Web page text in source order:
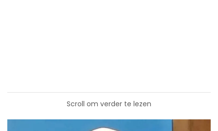
Scroll om verder te lezen